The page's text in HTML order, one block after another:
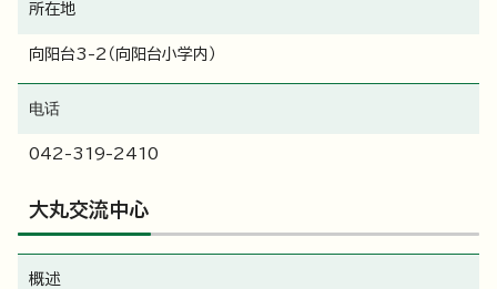
所在地
向阳台3-2（向阳台小学内）
电话
042-319-2410
大丸交流中心
概述